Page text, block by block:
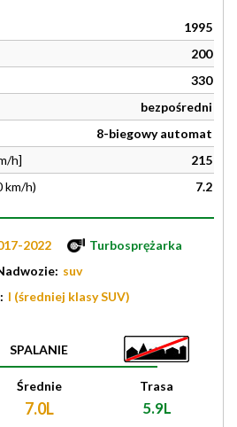
1995
200
330
bezpośredni
8-biegowy automat
h]
215
km/h)
7.2
2022
Turbosprężarka
suv
I (średniej klasy SUV)
SPALANIE
Średnie
7.0L
Trasa
5.9L